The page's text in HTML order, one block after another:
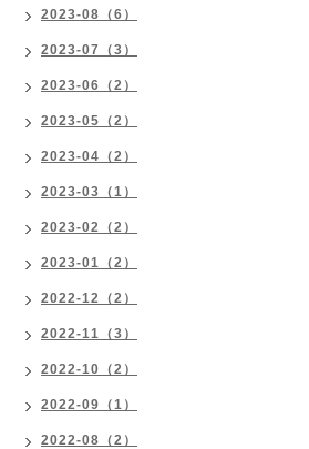
2023-08（6）
2023-07（3）
2023-06（2）
2023-05（2）
2023-04（2）
2023-03（1）
2023-02（2）
2023-01（2）
2022-12（2）
2022-11（3）
2022-10（2）
2022-09（1）
2022-08（2）